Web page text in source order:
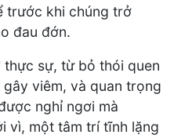
trước khi chúng trở
đau đớn.
sự, từ bỏ thói quen
viêm, và quan trọng
nghỉ ngơi mà
vì, một tâm trí tĩnh lặng